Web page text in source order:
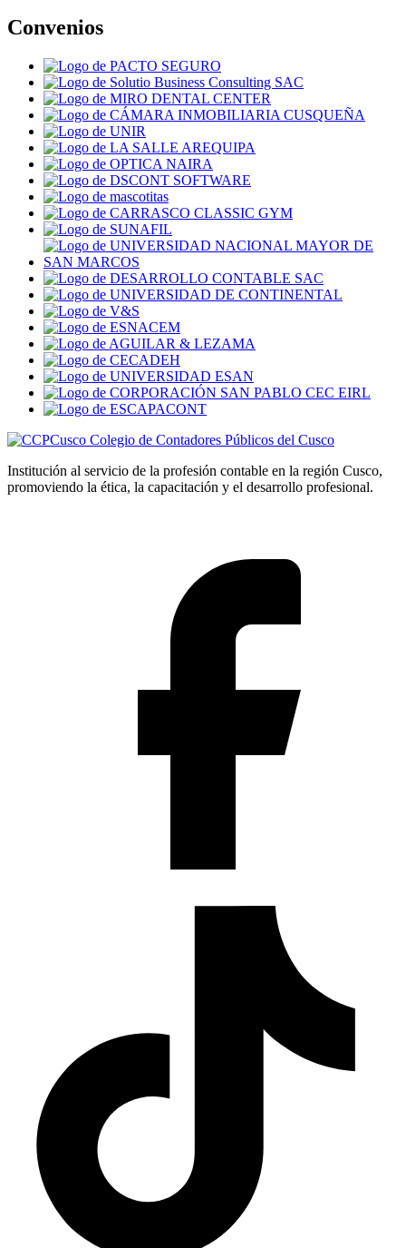
Convenios
Colegio de Contadores Públicos del Cusco
Institución al servicio de la profesión contable en la región Cusco,
promoviendo la ética, la capacitación y el desarrollo profesional.